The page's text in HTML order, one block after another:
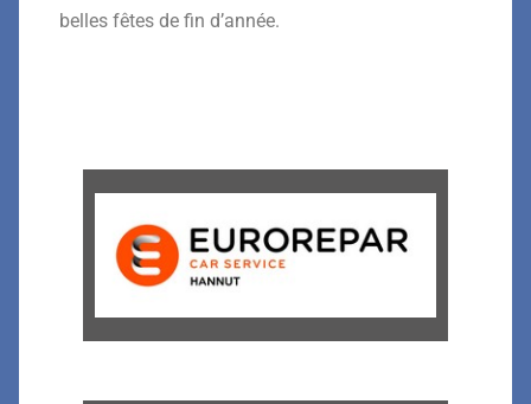
belles fêtes de fin d’année.